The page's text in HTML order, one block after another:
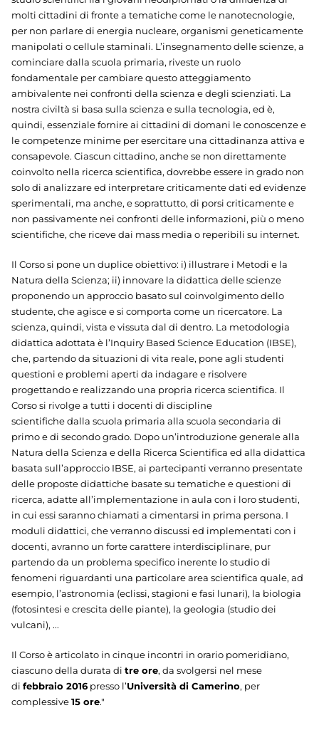
molti cittadini di fronte a tematiche come le nanotecnologie,
per non parlare di energia nucleare, organismi geneticamente
manipolati o cellule staminali. L’insegnamento delle scienze, a
cominciare dalla scuola primaria, riveste un ruolo
fondamentale per cambiare questo atteggiamento
ambivalente nei confronti della scienza e degli scienziati. La
nostra civiltà si basa sulla scienza e sulla tecnologia, ed è,
quindi, essenziale fornire ai cittadini di domani le conoscenze e
le competenze minime per esercitare una cittadinanza attiva e
consapevole. Ciascun cittadino, anche se non direttamente
coinvolto nella ricerca scientifica, dovrebbe essere in grado non
solo di analizzare ed interpretare criticamente dati ed evidenze
sperimentali, ma anche, e soprattutto, di porsi criticamente e
non passivamente nei confronti delle informazioni, più o meno
scientifiche, che riceve dai mass media o reperibili su internet.
Il Corso si pone un duplice obiettivo: i) illustrare i Metodi e la
Natura della Scienza; ii) innovare la didattica delle scienze
proponendo un approccio basato sul coinvolgimento dello
studente, che agisce e si comporta come un ricercatore. La
scienza, quindi, vista e vissuta dal di dentro. La metodologia
didattica adottata è l’Inquiry Based Science Education (IBSE),
che, partendo da situazioni di vita reale, pone agli studenti
questioni e problemi aperti da indagare e risolvere
progettando e realizzando una propria ricerca scientifica. Il
Corso si rivolge a tutti i docenti di discipline
scientifiche dalla scuola primaria alla scuola secondaria di
primo e di secondo grado. Dopo un’introduzione generale alla
Natura della Scienza e della Ricerca Scientifica ed alla didattica
basata sull’approccio IBSE, ai partecipanti verranno presentate
delle proposte didattiche basate su tematiche e questioni di
ricerca, adatte all’implementazione in aula con i loro studenti,
in cui essi saranno chiamati a cimentarsi in prima persona. I
moduli didattici, che verranno discussi ed implementati con i
docenti, avranno un forte carattere interdisciplinare, pur
partendo da un problema specifico inerente lo studio di
fenomeni riguardanti una particolare area scientifica quale, ad
esempio, l’astronomia (eclissi, stagioni e fasi lunari), la biologia
(fotosintesi e crescita delle piante), la geologia (studio dei
vulcani), ...
Il Corso è articolato in cinque incontri in orario pomeridiano,
ciascuno della durata di tre ore, da svolgersi nel mese
di febbraio 2016 presso l’Università di Camerino, per
complessive15 ore."